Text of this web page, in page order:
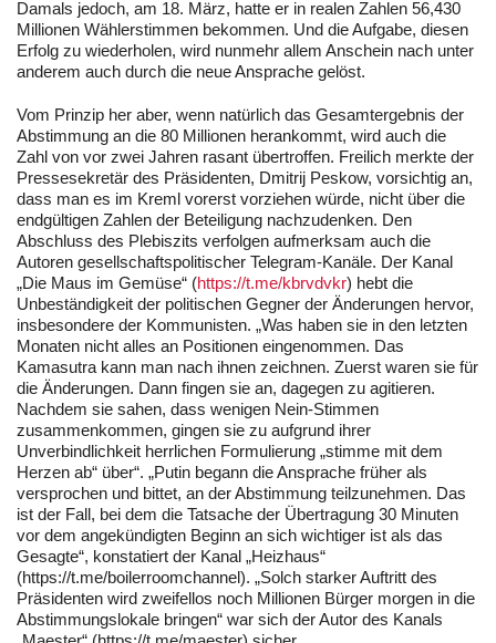
Damals jedoch, am 18. März, hatte er in realen Zahlen 56,430
Millionen Wählerstimmen bekommen. Und die Aufgabe, diesen
Erfolg zu wiederholen, wird nunmehr allem Anschein nach unter
anderem auch durch die neue Ansprache gelöst.
Vom Prinzip her aber, wenn natürlich das Gesamtergebnis der
Abstimmung an die 80 Millionen herankommt, wird auch die
Zahl von vor zwei Jahren rasant übertroffen. Freilich merkte der
Pressesekretär des Präsidenten, Dmitrij Peskow, vorsichtig an,
dass man es im Kreml vorerst vorziehen würde, nicht über die
endgültigen Zahlen der Beteiligung nachzudenken. Den
Abschluss des Plebiszits verfolgen aufmerksam auch die
Autoren gesellschaftspolitischer Telegram-Kanäle. Der Kanal
„Die Maus im Gemüse“ (https://t.me/kbrvdvkr) hebt die
Unbeständigkeit der politischen Gegner der Änderungen hervor,
insbesondere der Kommunisten. „Was haben sie in den letzten
Monaten nicht alles an Positionen eingenommen. Das
Kamasutra kann man nach ihnen zeichnen. Zuerst waren sie für
die Änderungen. Dann fingen sie an, dagegen zu agitieren.
Nachdem sie sahen, dass wenigen Nein-Stimmen
zusammenkommen, gingen sie zu aufgrund ihrer
Unverbindlichkeit herrlichen Formulierung „stimme mit dem
Herzen ab“ über“. „Putin begann die Ansprache früher als
versprochen und bittet, an der Abstimmung teilzunehmen. Das
ist der Fall, bei dem die Tatsache der Übertragung 30 Minuten
vor dem angekündigten Beginn an sich wichtiger ist als das
Gesagte“, konstatiert der Kanal „Heizhaus“
(https://t.me/boilerroomchannel). „Solch starker Auftritt des
Präsidenten wird zweifellos noch Millionen Bürger morgen in die
Abstimmungslokale bringen“ war sich der Autor des Kanals